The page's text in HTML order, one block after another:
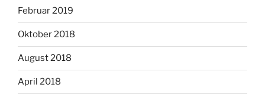
Februar 2019
Oktober 2018
August 2018
April 2018